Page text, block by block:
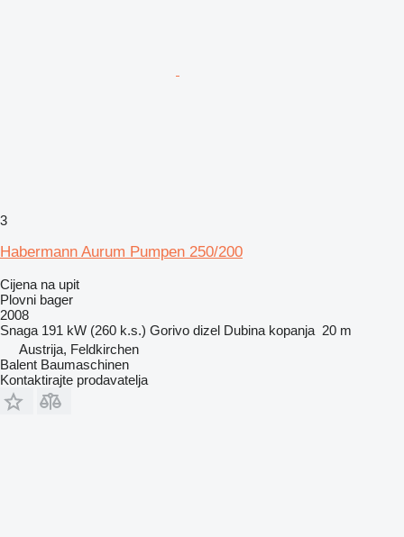
3
Habermann Aurum Pumpen 250/200
Cijena na upit
Plovni bager
2008
Snaga 191 kW (260 k.s.) Gorivo dizel Dubina kopanja 20 m
Austrija, Feldkirchen
Balent Baumaschinen
Kontaktirajte prodavatelja